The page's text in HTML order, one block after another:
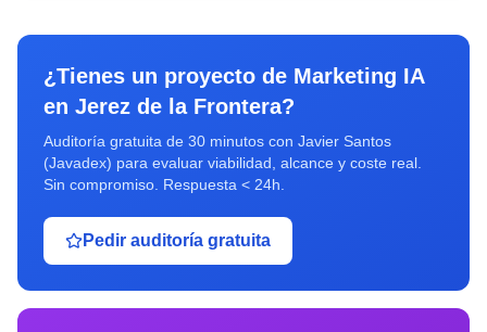
¿Tienes un proyecto de Marketing IA
en Jerez de la Frontera?
Auditoría gratuita de 30 minutos con Javier Santos
(Javadex) para evaluar viabilidad, alcance y coste real.
Sin compromiso. Respuesta < 24h.
Pedir auditoría gratuita